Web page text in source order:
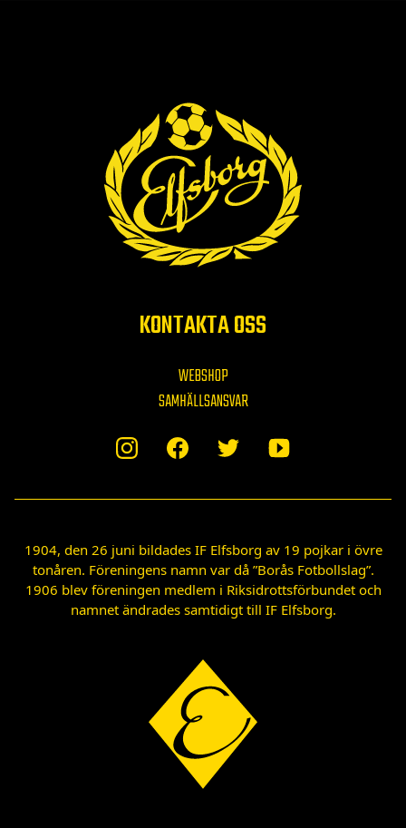
KONTAKTA OSS
WEBSHOP
SAMHÄLLSANSVAR
1904, den 26 juni bildades IF Elfsborg av 19 pojkar i övre
tonåren. Föreningens namn var då ”Borås Fotbollslag”.
1906 blev föreningen medlem i Riksidrottsförbundet och
namnet ändrades samtidigt till IF Elfsborg.